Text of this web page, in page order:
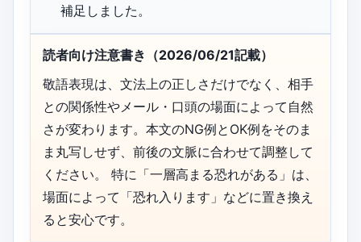
補足しました。
読者向け注意書き（2026/06/21記載）
敬語表現は、文法上の正しさだけでなく、相手
との関係性やメール・口頭の場面によって自然
さが変わります。本文のNG例とOK例をそのま
ま丸写しせず、前後の文脈に合わせて調整して
ください。 特に「一層高まる恐れがある」は、
場面によって「恐れ入ります」などに置き換え
ると安心です。